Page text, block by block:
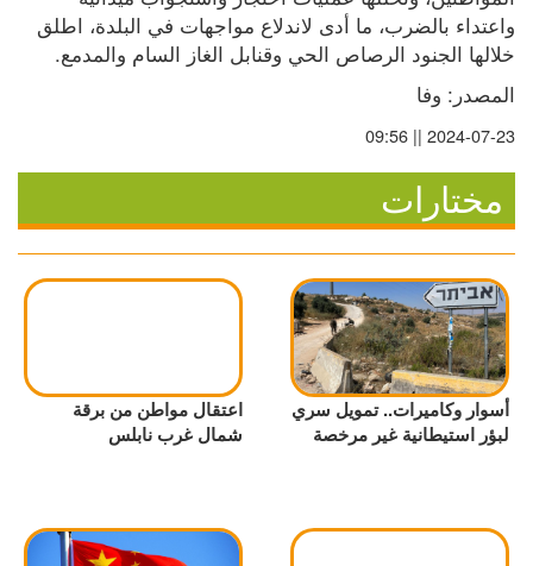
خلالها الجنود الرصاص الحي وقنابل الغاز السام والمدمع.
المصدر: وفا
2024-07-23 || 09:56
مختارات
أسوار وكاميرات.. تمويل سري
لبؤر استيطانية غير مرخصة
اعتقال مواطن من برقة
شمال غرب نابلس